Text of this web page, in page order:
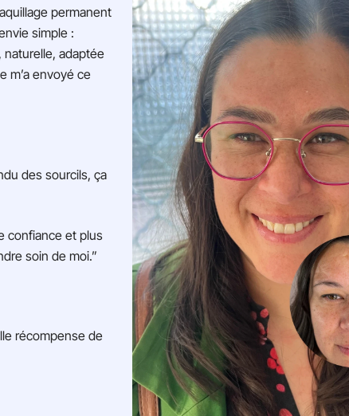
permanent
simple :
adaptée
m’a envoyé ce
des sourcils, ça
confiance et plus
soin de moi.”
récompense de